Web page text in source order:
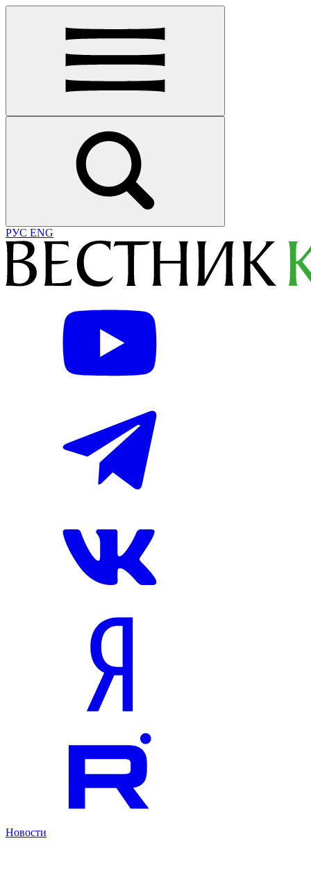
РУС ENG
Новости